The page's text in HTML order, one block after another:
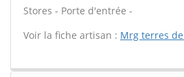
Stores - Porte d'entrée -
Voir la fiche artisan : Mrg terres